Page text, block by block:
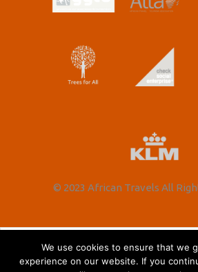
© 2023 African Travels All
Nederlands English (
We use cookies to ensure that we
experience on our website. If you